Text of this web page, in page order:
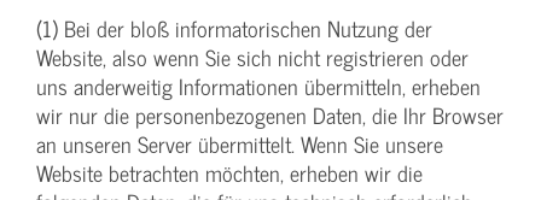
(1) Bei der bloß informatorischen Nutzung der
Website, also wenn Sie sich nicht registrieren oder
uns anderweitig Informationen übermitteln, erheben
wir nur die personenbezogenen Daten, die Ihr Browser
an unseren Server übermittelt. Wenn Sie unsere
Website betrachten möchten, erheben wir die